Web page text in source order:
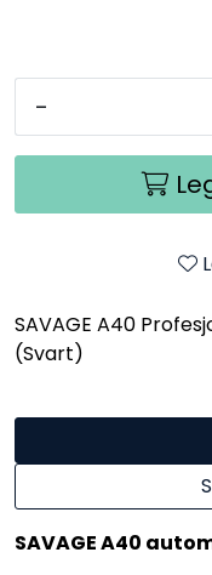
-
SAVAGE A40
(Svart)
SAVAGE A40